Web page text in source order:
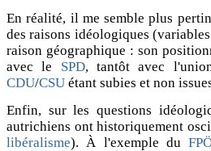
En réalité, il me semble plus
des raisons idéologiques
raison géographique : son
avec le SPD, tantôt avec
CDU/CSU étant subies et non
Enfin, sur les questions
autrichiens ont historiquement
libéralisme). À l'exemple du